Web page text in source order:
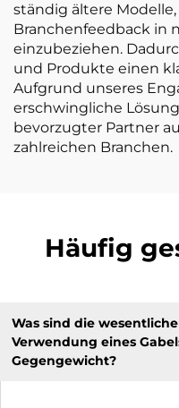
ständig ältere
Branchenfeedback in
einzubeziehen.
und Produkte einen
Aufgrund unseres
erschwingliche
bevorzugter Partner
zahlreichen Branchen.
Häufig
Was sind die
Verwendung eines
Gegengewicht?